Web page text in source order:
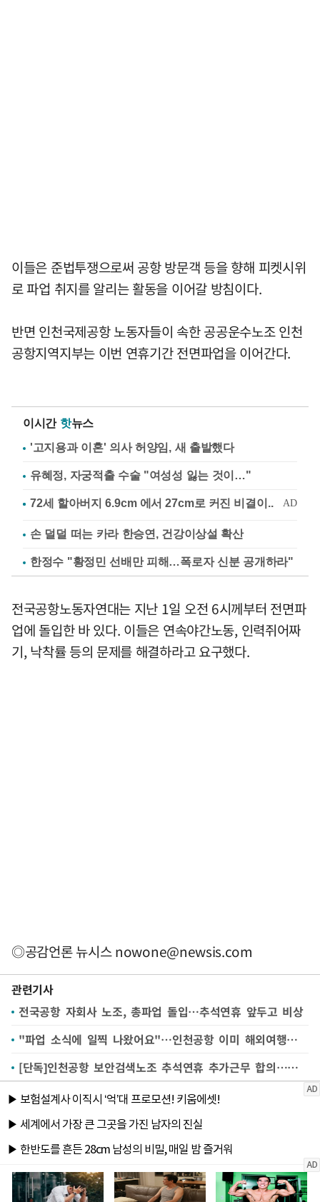
이들은 준법투쟁으로써 공항 방문객 등을 향해 피켓시위
로 파업 취지를 알리는 활동을 이어갈 방침이다.
반면 인천국제공항 노동자들이 속한 공공운수노조 인천
공항지역지부는 이번 연휴기간 전면파업을 이어간다.
이시간 핫뉴스
'고지용과 이혼' 의사 허양임, 새 출발했다
유혜정, 자궁적출 수술 "여성성 잃는 것이…"
손 덜덜 떠는 카라 한승연, 건강이상설 확산
한정수 "황정민 선배만 피해…폭로자 신분 공개하라"
전국공항노동자연대는 지난 1일 오전 6시께부터 전면파
업에 돌입한 바 있다. 이들은 연속야간노동, 인력쥐어짜
기, 낙착률 등의 문제를 해결하라고 요구했다.
◎공감언론 뉴시스nowone@newsis.com
관련기사
전국공항 자회사 노조, 총파업 돌입…추석연휴 앞두고 비상
"파업 소식에 일찍 나왔어요"…인천공항 이미 해외여행객 '북적'
[단독]인천공항 보안검색노조 추석연휴 추가근무 합의…항공대란 피했다